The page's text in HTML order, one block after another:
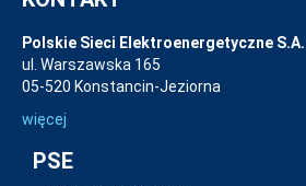
Polskie Sieci Elektroenergetyczne S.A.
ul. Warszawska 165
05-520 Konstancin-Jeziorna
więcej
PSE